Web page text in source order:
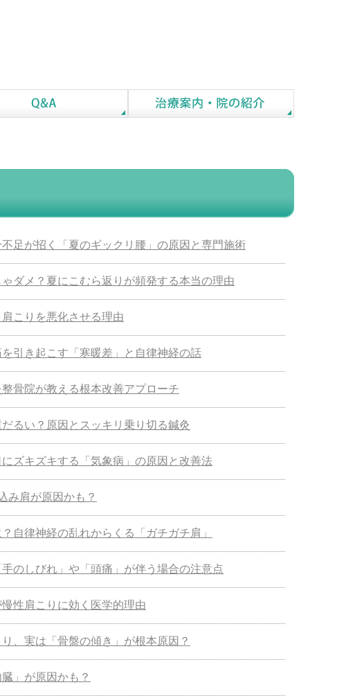
足が招く「夏のギックリ腰」の原因と専門施術
ダメ？夏にこむら返りが頻発する本当の理由
こりを悪化させる理由
引き起こす「寒暖差」と自律神経の話
骨院が教える根本改善アプローチ
るい？原因とスッキリ乗り切る鍼灸
ズキズキする「気象病」の原因と改善法
み肩が原因かも？
自律神経の乱れからくる「ガチガチ肩」
のしびれ」や「頭痛」が伴う場合の注意点
性肩こりに効く医学的理由
、実は「骨盤の傾き」が根本原因？
」が原因かも？